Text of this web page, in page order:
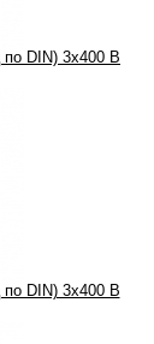
DIN) 3х400 В
DIN) 3х400 В